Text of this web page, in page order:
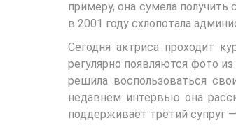
примеру, она сумела
в 2001 году схлопотала
Сегодня актриса проходит
регулярно появляются фото
решила воспользоваться
недавнем интервью она
поддерживает третий супруг